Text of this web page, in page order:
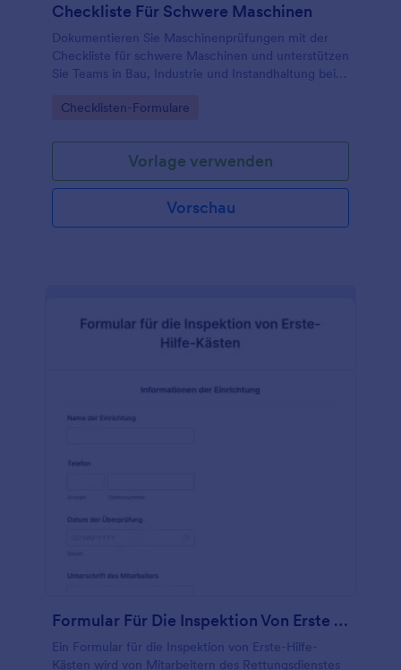
Checkliste Für Schwere Maschinen
Dokumentieren Sie Maschinenprüfungen mit der
Checkliste für schwere Maschinen und unterstützen
Sie Teams in Bau, Industrie und Instandhaltung bei
Antwort in Jotform.
Go to Category:
Checklisten-Formulare
Vorlage verwenden
Vorschau
Formular Für Die Inspektion Von Erste Hilfe Kästen
Ein Formular für die Inspektion von Erste-Hilfe-
Kästen wird von Mitarbeitern des Rettungsdienstes